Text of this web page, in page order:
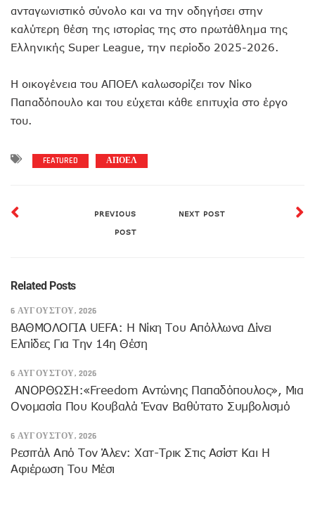
ανταγωνιστικό σύνολο και να την οδηγήσει στην
καλύτερη θέση της ιστορίας της στο πρωτάθλημα της
Ελληνικής Super League, την περίοδο 2025-2026.
Η οικογένεια του ΑΠΟΕΛ καλωσορίζει τον Νίκο
Παπαδόπουλο και του εύχεται κάθε επιτυχία στο έργο
του.
FEATURED ΑΠΟΕΛ
PREVIOUS
POST
NEXT POST
Related Posts
6 ΑΥΓΟΎΣΤΟΥ, 2026
ΒΑΘΜΟΛΟΓΙΑ UEFA: Η Νίκη Του Απόλλωνα Δίνει
Ελπίδες Για Την 14η Θέση
6 ΑΥΓΟΎΣΤΟΥ, 2026
ANOΡΘΩΣΗ:«Freedom Αντώνης Παπαδόπουλος», Μια
Ονομασία Που Κουβαλά Έναν Βαθύτατο Συμβολισμό
6 ΑΥΓΟΎΣΤΟΥ, 2026
Ρεσιτάλ Από Τον Άλεν: Χατ-Τρικ Στις Ασίστ Και Η
Αφιέρωση Του Μέσι